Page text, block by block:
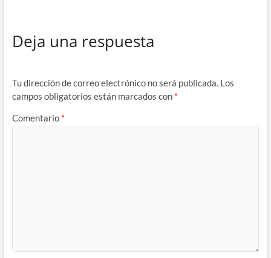
Deja una respuesta
Tu dirección de correo electrónico no será publicada. Los
campos obligatorios están marcados con *
Comentario *